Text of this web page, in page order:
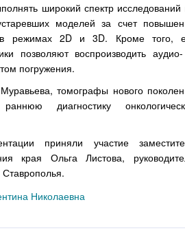
широкий спектр исследований
моделей за счет
в режимах 2D и 3D. Кроме того,
позволяют воспроизводить
погружения.
томографы нового
диагностику
приняли участие
края Ольга Листова,
Николаевна